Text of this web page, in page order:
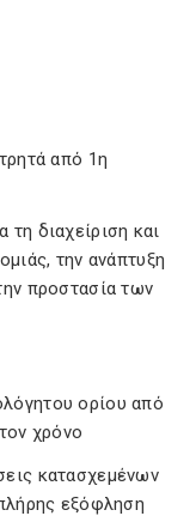
από 1η
διαχείριση και
την ανάπτυξη
προστασία των
ορίου από
χρόνο
κατασχεμένων
εξόφληση